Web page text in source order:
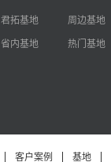
君拓基地 周边基地
省内基地 热门基地
客户案例 基地